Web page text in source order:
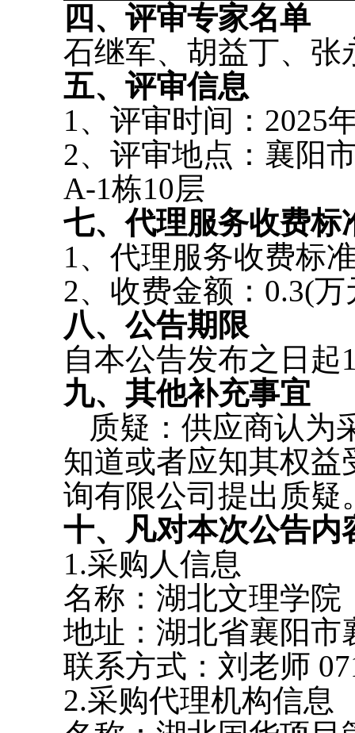
四、评审专家名单
石继军、胡益丁、张
五、评审信息
1、评审时间：2025
2、评审地点：襄阳
A-1栋10层
七、代理服务收费标
1、代理服务收费标
2、收费金额：0.3(万
八、公告期限
自本公告发布之日起
九、其他补充事宜
质疑：供应商认为
知道或者应知其权益
询有限公司提出质疑
十、凡对本次公告内
1.采购人信息
名称：湖北文理学院
地址：湖北省襄阳市
联系方式：刘老师
2.采购代理机构信息